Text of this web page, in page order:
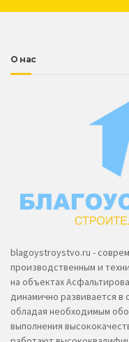
О нас
blagoystroystvo.ru -
производственным и
на объектах
динамично развивается
обладая необходимым
выполнения